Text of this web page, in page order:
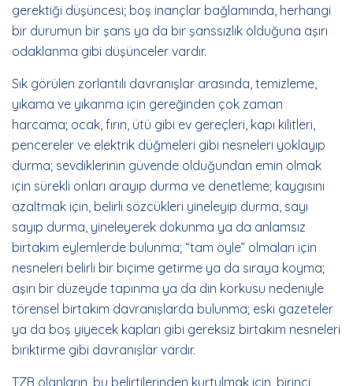
gerektiği düşüncesi; boş inançlar bağlamında, herhangi
bir durumun bir şans ya da bir şanssızlık olduğuna aşırı
odaklanma gibi düşünceler vardır.
Sık görülen zorlantılı davranışlar arasında, temizleme,
yıkama ve yıkanma için gereğinden çok zaman
harcama; ocak, fırın, ütü gibi ev gereçleri, kapı kilitleri,
pencereler ve elektrik düğmeleri gibi nesneleri yoklayıp
durma; sevdiklerinin güvende olduğundan emin olmak
için sürekli onları arayıp durma ve denetleme; kaygısını
azaltmak için, belirli sözcükleri yineleyip durma, sayı
sayıp durma, yineleyerek dokunma ya da anlamsız
birtakım eylemlerde bulunma; “tam öyle” olmaları için
nesneleri belirli bir biçime getirme ya da sıraya koyma;
aşırı bir düzeyde tapınma ya da din korkusu nedeniyle
törensel birtakım davranışlarda bulunma; eski gazeteler
ya da boş yiyecek kapları gibi gereksiz birtakım nesneleri
biriktirme gibi davranışlar vardır.
TZB olanların, bu belirtilerinden kurtulmak için, birinci